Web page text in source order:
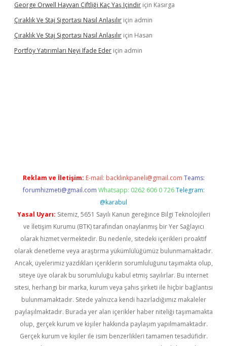
George Orwell Hayvan Çiftliği Kaç Yaş Içindir için Kasırga
Çıraklık Ve Staj Sigortası Nasıl Anlaşılır için admin
Çıraklık Ve Staj Sigortası Nasıl Anlaşılır için Hasan
Portföy Yatırımları Neyi Ifade Eder için admin
Reklam ve İletişim: E-mail: backlinkpaneli@gmail.com Teams:
forumhizmeti@gmail.com Whatsapp: 0262 606 0 726 Telegram:
@karabul
Yasal Uyarı: Sitemiz, 5651 Sayılı Kanun gereğince Bilgi Teknolojileri
ve İletişim Kurumu (BTK) tarafından onaylanmış bir Yer Sağlayıcı
olarak hizmet vermektedir. Bu nedenle, sitedeki içerikleri proaktif
olarak denetleme veya araştırma yükümlülüğümüz bulunmamaktadır.
Ancak, üyelerimiz yazdıkları içeriklerin sorumluluğunu taşımakta olup,
siteye üye olarak bu sorumluluğu kabul etmiş sayılırlar. Bu internet
sitesi, herhangi bir marka, kurum veya şahıs şirketi ile hiçbir bağlantısı
bulunmamaktadır. Sitede yalnızca kendi hazırladığımız makaleler
paylaşılmaktadır. Burada yer alan içerikler haber niteliği taşımamakta
olup, gerçek kurum ve kişiler hakkında paylaşım yapılmamaktadır.
Gerçek kurum ve kişiler ile isim benzerlikleri tamamen tesadüfidir.